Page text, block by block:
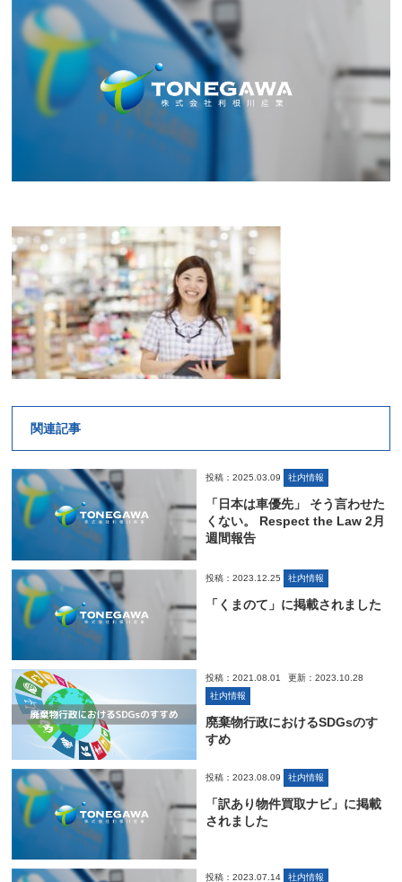
関連記事
投稿：2025.03.09 社内情報
「日本は車優先」 そう言わせた
くない。 Respect the Law 2月
週間報告
投稿：2023.12.25 社内情報
「くまのて」に掲載されました
投稿：2021.08.01
更新：2023.10.28
社内情報
廃棄物行政におけるSDGsのす
すめ
投稿：2023.08.09 社内情報
「訳あり物件買取ナビ」に掲載
されました
投稿：2023.07.14 社内情報